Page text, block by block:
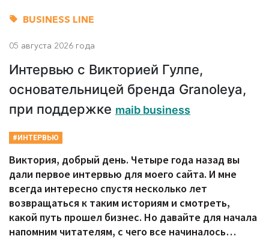
BUSINESS LINE
05 августа 2026 года
Интервью с Викторией Гулпе,
основательницей бренда Granoleya,
при поддержке maib business
#ИНТЕРВЬЮ
Виктория, добрый день. Четыре года назад вы
дали первое интервью для моего сайта. И мне
всегда интересно спустя несколько лет
возвращаться к таким историям и смотреть,
какой путь прошел бизнес. Но давайте для начала
напомним читателям, с чего все начиналось…